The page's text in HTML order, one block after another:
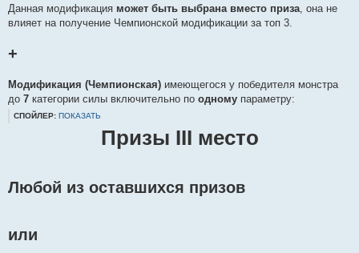
Данная модификация может быть выбрана вместо приза, она не
влияет на получение Чемпионской модификации за топ 3.
+
Модификация (Чемпионская) имеющегося у победителя монстра
до 7 категории силы включительно по одному параметру:
СПОЙЛЕР: ПОКАЗАТЬ
Призы III место
Любой из оставшихся призов
или